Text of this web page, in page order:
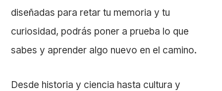
diseñadas para retar tu memoria y tu
curiosidad, podrás poner a prueba lo que
sabes y aprender algo nuevo en el camino.
Desde historia y ciencia hasta cultura y